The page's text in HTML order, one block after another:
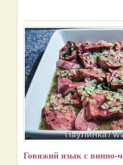
Говяжий язык с винно-